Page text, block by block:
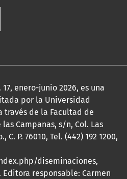
17, enero-junio 2026, es una
por la Universidad
través de la Facultad de
Campanas, s/n, Col. Las
C. P. 76010, Tel. (442) 192 1200,
diseminaciones,
responsable: Carmen